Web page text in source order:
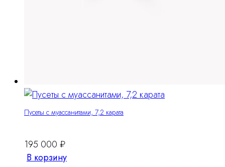
Пусеты с муассанитами, 7,2 карата
195 000 ₽
В корзину